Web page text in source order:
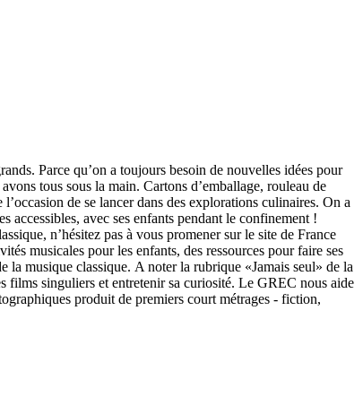
Parce qu’on a toujours besoin de nouvelles idées pour
tous sous la main. Cartons d’emballage, rouleau de
de se lancer dans des explorations culinaires. On a
avec ses enfants pendant le confinement !
n’hésitez pas à vous promener sur le site de France
musicales pour les enfants, des ressources pour faire ses
la musique classique. A noter la rubrique «Jamais seul» de la
films singuliers et entretenir sa curiosité. Le GREC nous aide
produit de premiers court métrages - fiction,